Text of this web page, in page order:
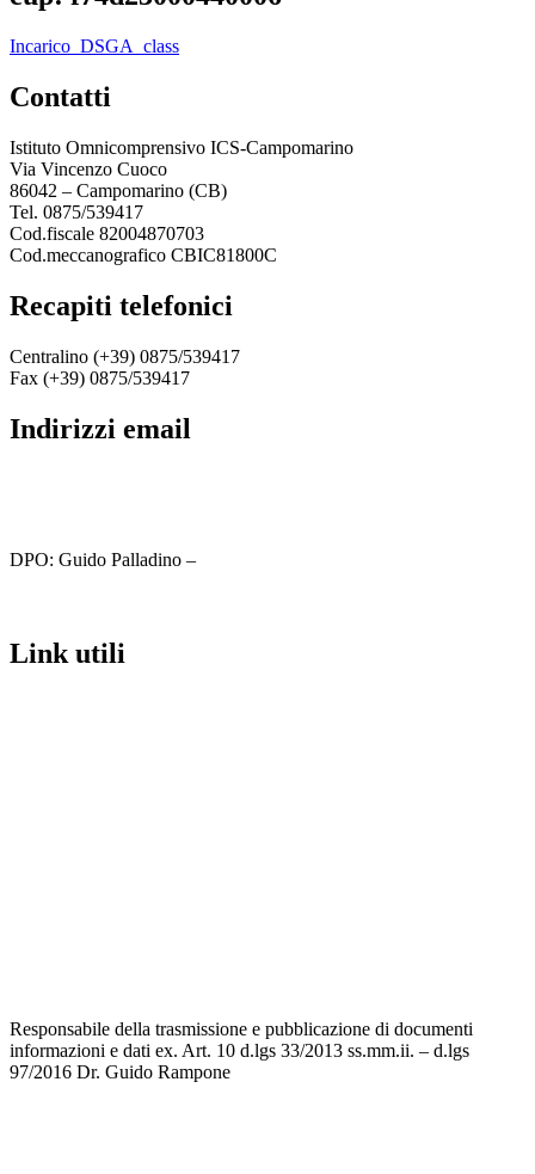
Incarico_DSGA_class
contatti
Istituto Omnicomprensivo ICS-Campomarino
Via Vincenzo Cuoco
86042 – Campomarino (CB)
Tel. 0875/539417
Cod.fiscale 82004870703
Cod.meccanografico CBIC81800C
recapiti telefonici
Centralino (+39) 0875/539417
Fax (+39) 0875/539417
indirizzi email
DPO: Guido Palladino –
link utili
Responsabile della trasmissione e pubblicazione di documenti
informazioni e dati ex. Art. 10 d.lgs 33/2013 ss.mm.ii. – d.lgs
97/2016 Dr. Guido Rampone